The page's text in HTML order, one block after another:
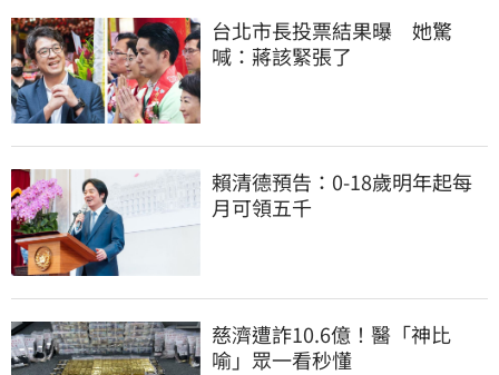
台北市長投票結果曝　她驚
喊：蔣該緊張了
賴清德預告：0-18歲明年起每
月可領五千
慈濟遭詐10.6億！醫「神比
喻」眾一看秒懂